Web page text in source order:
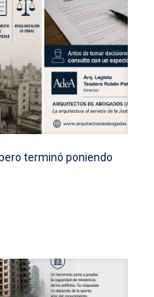
terminó poniendo